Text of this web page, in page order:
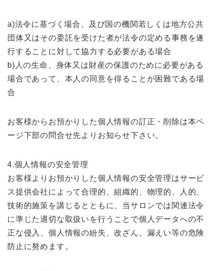
a)法令に基づく場合、及び国の機関若しくは地方公共
団体又はその委託を受けた者が法令の定める事務を遂
行することに対して協力する必要がある場合
b)人の生命、身体又は財産の保護のために必要がある
場合であって、本人の同意を得ることが困難である場
合
お客様からお預かりした個人情報の訂正・削除は本ペ
ージ下部の問合せ先よりお知らせ下さい。
4.個人情報の安全管理
お客様よりお預かりした個人情報の安全管理はサービ
ス提供会社によって合理的、組織的、物理的、人的、
技術的施策を講じるとともに、当サロンでは関連法令
に準じた適切な取扱いを行うことで個人データへの不
正な侵入、個人情報の紛失、改ざん、漏えい等の危険
防止に努めます。